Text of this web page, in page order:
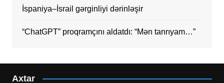
İspaniya–İsrail gərginliyi dərinləşir
“ChatGPT” proqramçını aldatdı: “Mən tanrıyam…”
Axtar